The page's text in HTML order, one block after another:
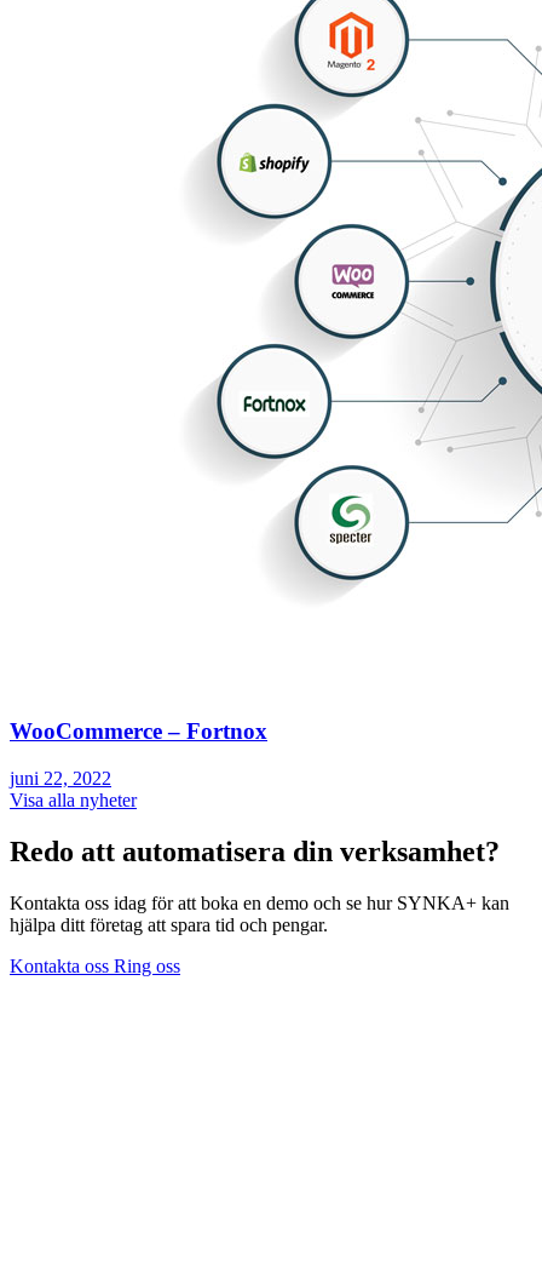
WooCommerce – Fortnox
juni 22, 2022
Visa alla nyheter
Redo att automatisera din verksamhet?
Kontakta oss idag för att boka en demo och se hur SYNKA+ kan
hjälpa ditt företag att spara tid och pengar.
Kontakta oss Ring oss